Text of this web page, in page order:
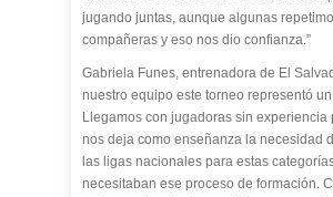
jugando juntas, aunque algunas
compañeras y eso nos dio confianza.”
Gabriela Funes, entrenadora de El
nuestro equipo este torneo representó
Llegamos con jugadoras sin experiencia
nos deja como enseñanza la necesidad
las ligas nacionales para estas
necesitaban ese proceso de formación.